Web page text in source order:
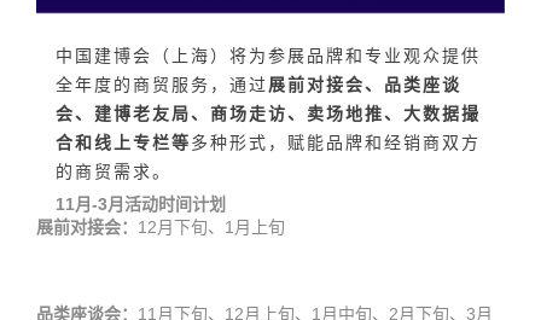
中国建博会（上海）将为参展品牌和专业观众提供
全年度的商贸服务，通过 展前对接会、品类座谈
会、建博老友局、商场走访、卖场地推、大数据撮
合和线上专栏等多种形式，赋能品牌和经销商双方
的商贸需求。
11月-3月活动时间计划
展前对接会： 12月下旬、1月上旬
品类座谈会： 11月下旬、12月上旬、1月中旬、2月下旬、3月